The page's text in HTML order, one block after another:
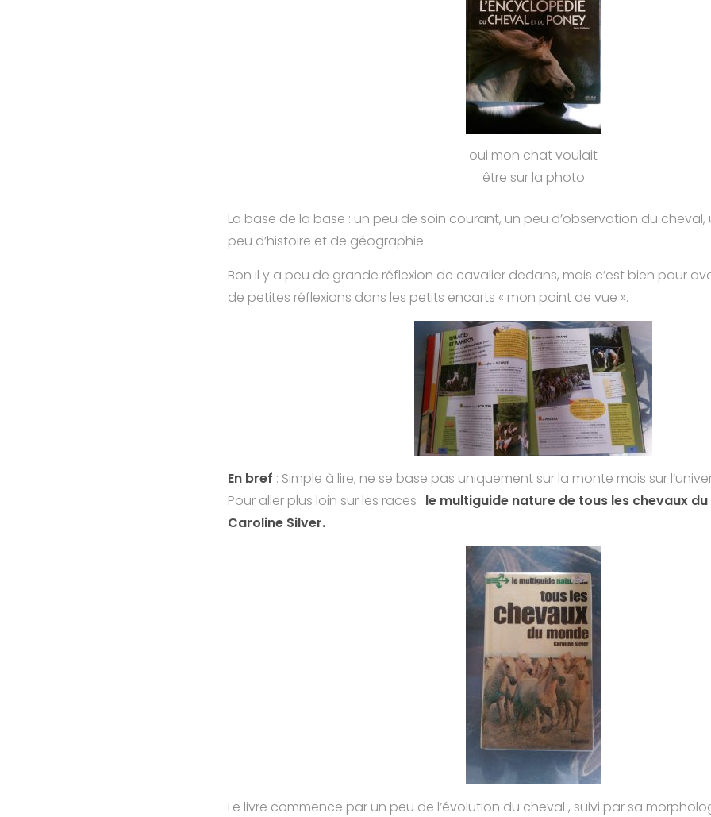
oui mon chat voulait
être sur la photo
La base de la base : un peu de soin courant, un peu d’observation du
peu d’histoire et de géographie.
Bon il y a peu de grande réflexion de cavalier dedans, mais c’est bien pour
de petites réflexions dans les petits encarts « mon point de vue ».
En bref : Simple à lire, ne se base pas uniquement sur la monte mais sur
Pour aller plus loin sur les races : le multiguide nature de tous les chevaux
Caroline Silver.
Le livre commence par un peu de l’évolution du cheval , suivi par sa